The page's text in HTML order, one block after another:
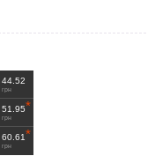
44.52
грн
51.95
грн
60.61
грн